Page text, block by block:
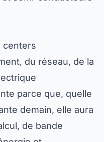
centers
du réseau, de la
parce que, quelle
demain, elle aura
de bande
et